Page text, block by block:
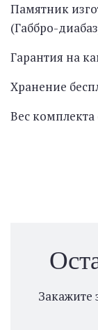
Памятник
(Габбро-
Гарантия на
Хранение
Вес комплекта
Закажите